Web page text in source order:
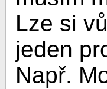
Lze si
jeden
Např.